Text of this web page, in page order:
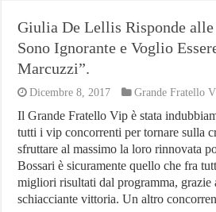
Giulia De Lellis Risponde alle
Sono Ignorante e Voglio
Marcuzzi”.
Dicembre 8, 2017 Grande Fratello
Il Grande Fratello Vip è stata
tutti i vip concorrenti per tornare sulla
sfruttare al massimo la loro rinnovata
Bossari è sicuramente quello che fra
migliori risultati dal programma, grazie
schiacciante vittoria. Un altro